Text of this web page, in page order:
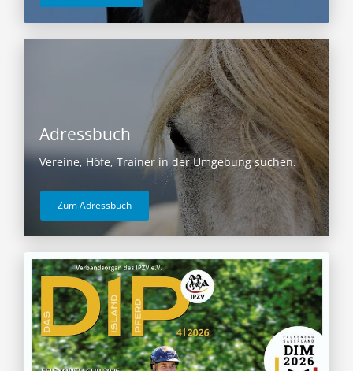
Adressbuch
Vereine, Höfe, Trainer in der Umgebung suchen.
Zum Adressbuch